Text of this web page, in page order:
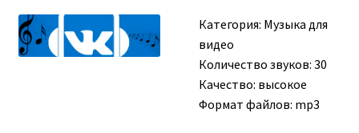
Категория: Музыка для
видео
Количество звуков: 30
Качество: высокое
Формат файлов: mp3